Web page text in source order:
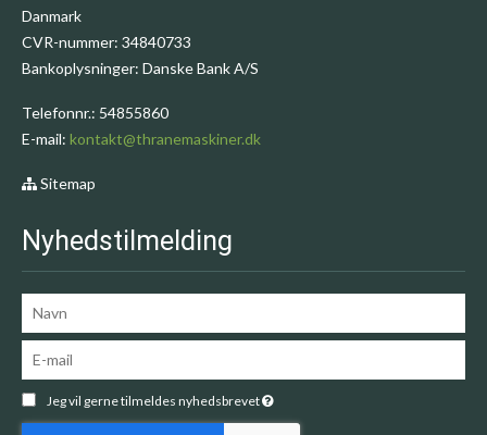
Danmark
CVR-nummer: 34840733
Bankoplysninger: Danske Bank A/S
Telefonnr.: 54855860
E-mail: kontakt@thranemaskiner.dk
Sitemap
Nyhedstilmelding
Jeg vil gerne tilmeldes nyhedsbrevet